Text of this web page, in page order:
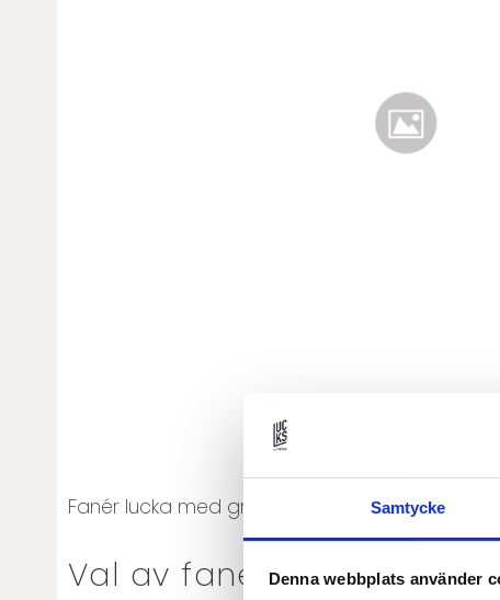
Samtycke
Denna webbplats använder
Fanér lucka med grepplist som passar till
Val av faner